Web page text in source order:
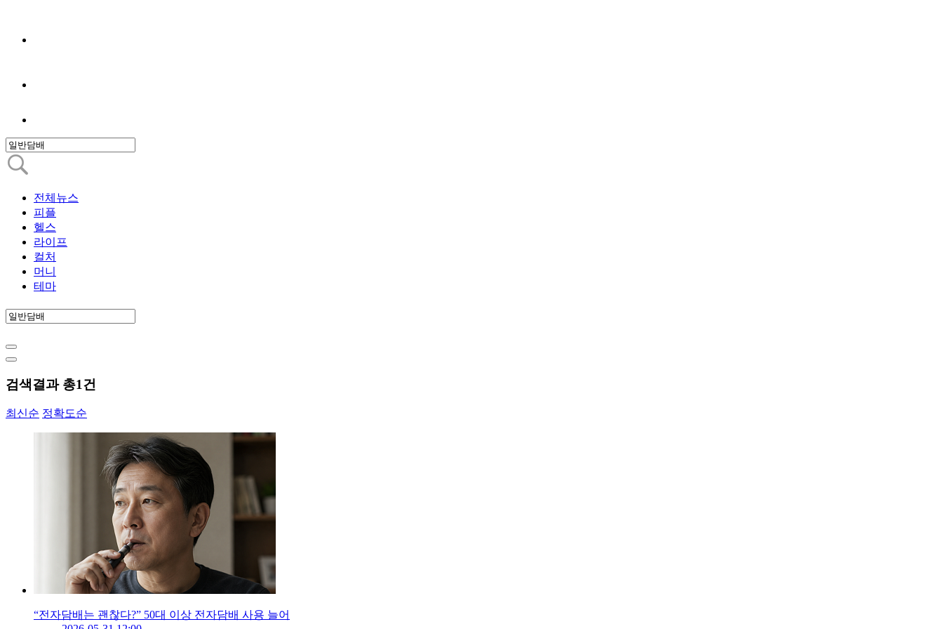
전체뉴스
피플
헬스
라이프
컬처
머니
테마
검색결과 총1건
최신순 정확도순
“전자담배는 괜찮다?” 50대 이상 전자담배 사용 늘어